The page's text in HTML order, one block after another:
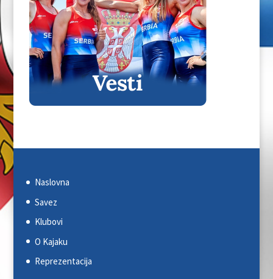
Naslovna
Savez
Klubovi
O Kajaku
Reprezentacija